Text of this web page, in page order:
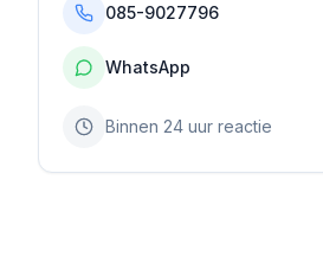
085-9027796
WhatsApp
Binnen 24 uur reactie